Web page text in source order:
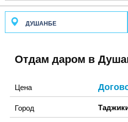
ДУШАНБЕ
Отдам даром в
Цена
Город